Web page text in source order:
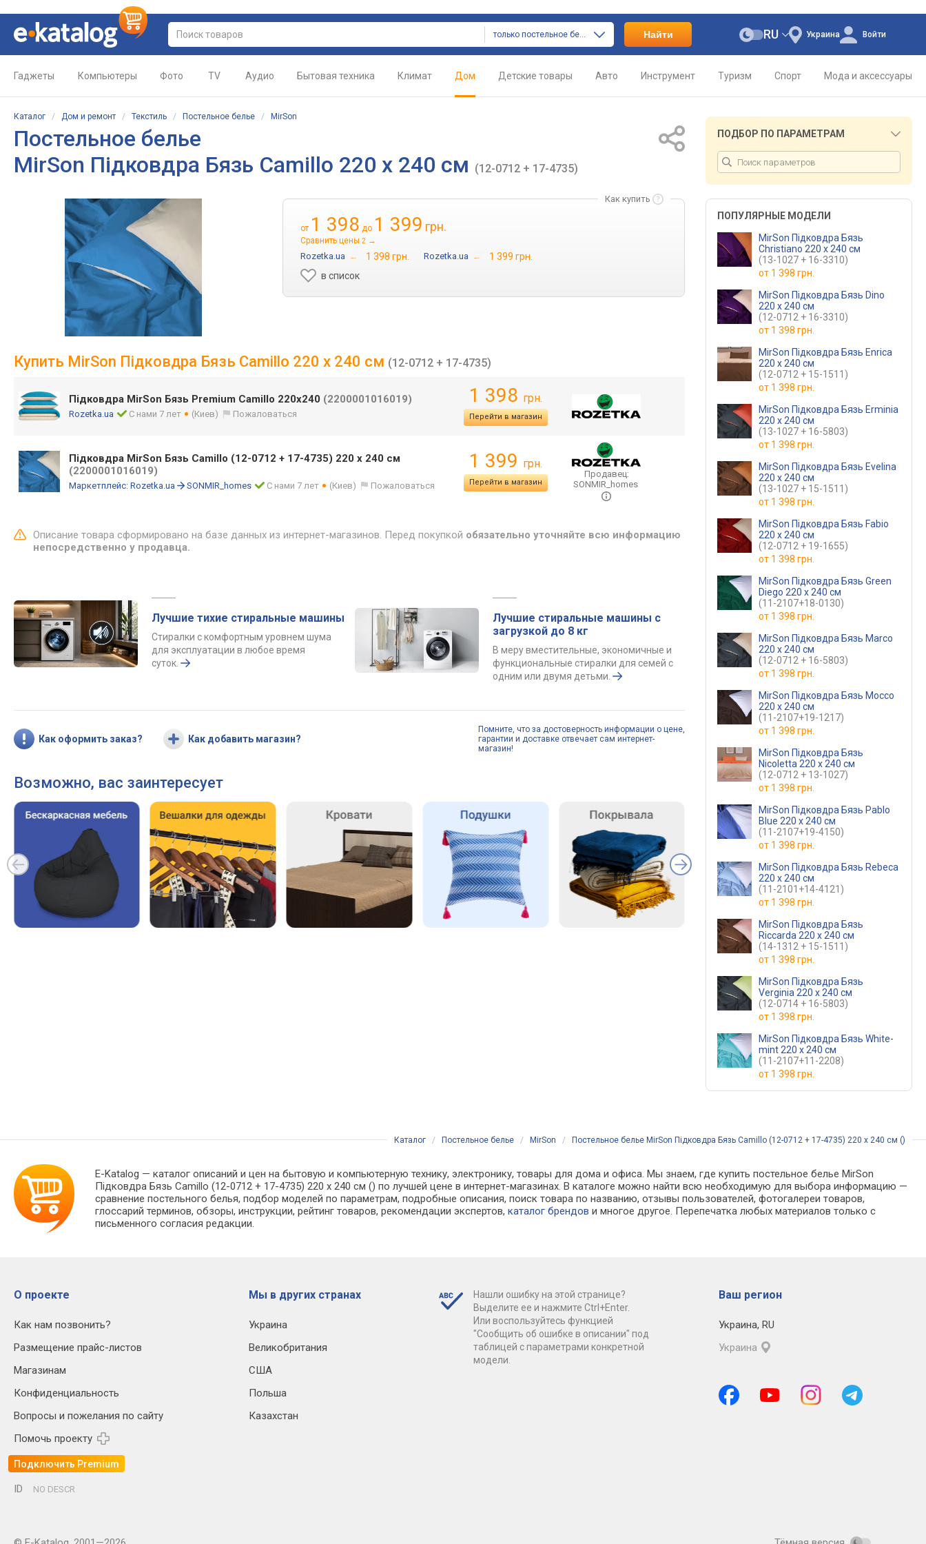
только постельное белье Найти Украина
RU Войти
Гаджеты Компьютеры Фото TV Аудио Бытовая техника Климат Дом Детские товары Авто Инструмент Туризм Спорт Мода и аксессуары
Каталог / Дом и ремонт / Текстиль / Постельное белье / MirSon
Постельное белье
MirSon Підковдра Бязь Camillo 220 x 240 см (12-0712 + 17-4735)
Как купить
от 1 398 до 1 399 грн.
Сравнить цены 2 →
Rozetka.ua → 1 398 грн. Rozetka.ua →
1 399 грн.
в список
Купить MirSon Підковдра Бязь Camillo 220 x 240 см (12-0712 + 17-4735)
Підковдра MirSon Бязь Premium Camillo 220х240 (2200001016019)
Rozetka.ua С нами 7 лет (Киев) Пожаловаться
1 398 грн.
Перейти в магазин
Підковдра MirSon Бязь Camillo (12-0712 + 17-4735) 220 x 240 см
(2200001016019)
Маркетплейс: Rozetka.ua SONMIR_homes С нами 7 лет (Киев) Пожаловаться
1 399 грн.
Перейти в магазин
Продавец:
SONMIR_homes
Описание товара сформировано на базе данных из интернет-магазинов. Перед покупкой обязательно уточняйте всю информацию
непосредственно у продавца.
Лучшие тихие стиральные машины
Стиралки с комфортным уровнем шума
для эксплуатации в любое время
суток.
Лучшие стиральные машины с
загрузкой до 8 кг
В меру вместительные, экономичные и
функциональные стиралки для семей с
одним или двумя детьми.
Как оформить заказ? Как добавить магазин?
Помните, что за достоверность информации о цене,
гарантии и доставке отвечает сам интернет-
магазин!
Возможно, вас заинтересует
ПОДБОР ПО ПАРАМЕТРАМ
ПОПУЛЯРНЫЕ МОДЕЛИ
MirSon Підковдра Бязь
Christiano 220 x 240 см
(13-1027 + 16-3310)
от 1 398 грн.
MirSon Підковдра Бязь Dino
220 x 240 см
(12-0712 + 16-3310)
от 1 398 грн.
MirSon Підковдра Бязь Enrica
220 x 240 см
(12-0712 + 15-1511)
от 1 398 грн.
MirSon Підковдра Бязь Erminia
220 x 240 см
(13-1027 + 16-5803)
от 1 398 грн.
MirSon Підковдра Бязь Evelina
220 x 240 см
(13-1027 + 15-1511)
от 1 398 грн.
MirSon Підковдра Бязь Fabio
220 x 240 см
(12-0712 + 19-1655)
от 1 398 грн.
MirSon Підковдра Бязь Green
Diego 220 x 240 см
(11-2107+18-0130)
от 1 398 грн.
MirSon Підковдра Бязь Marco
220 x 240 см
(12-0712 + 16-5803)
от 1 398 грн.
MirSon Підковдра Бязь Mocco
220 x 240 см
(11-2107+19-1217)
от 1 398 грн.
MirSon Підковдра Бязь
Nicoletta 220 x 240 см
(12-0712 + 13-1027)
от 1 398 грн.
MirSon Підковдра Бязь Pablo
Blue 220 x 240 см
(11-2107+19-4150)
от 1 398 грн.
MirSon Підковдра Бязь Rebeca
220 x 240 см
(11-2101+14-4121)
от 1 398 грн.
MirSon Підковдра Бязь
Riccarda 220 x 240 см
(14-1312 + 15-1511)
от 1 398 грн.
MirSon Підковдра Бязь
Verginia 220 x 240 см
(12-0714 + 16-5803)
от 1 398 грн.
MirSon Підковдра Бязь White-
mint 220 x 240 см
(11-2107+11-2208)
от 1 398 грн.
Каталог / Постельное белье / MirSon / Постельное белье MirSon Підковдра Бязь Camillo (12-0712 + 17-4735) 220 x 240 см ()
E-Katalog — каталог описаний и цен на бытовую и компьютерную технику, электронику, товары для дома и офиса. Мы знаем, где купить постельное белье MirSon
Підковдра Бязь Camillo (12-0712 + 17-4735) 220 x 240 см () по лучшей цене в интернет-магазинах. В каталоге можно найти всю необходимую для выбора информацию —
сравнение постельного белья, подбор моделей по параметрам, подробные описания, поиск товара по названию, отзывы пользователей, фотогалереи товаров,
глоссарий терминов, обзоры, инструкции, рейтинг товаров, рекомендации экспертов,каталог брендов и многое другое. Перепечатка любых материалов только с
письменного согласия редакции.
О проекте
Как нам позвонить?
Размещение прайс-листов
Магазинам
Конфиденциальность
Вопросы и пожелания по сайту
Помочь проекту
Подключить Premium
Мы в других странах
Украина
Великобритания
США
Польша
Казахстан
Нашли ошибку на этой странице?
Выделите ее и нажмите Ctrl+Enter.
Или воспользуйтесь функцией
"Сообщить об ошибке в описании" под
таблицей с параметрами конкретной
модели.
Ваш регион
Украина, RU
Украина
ID NO DESCR